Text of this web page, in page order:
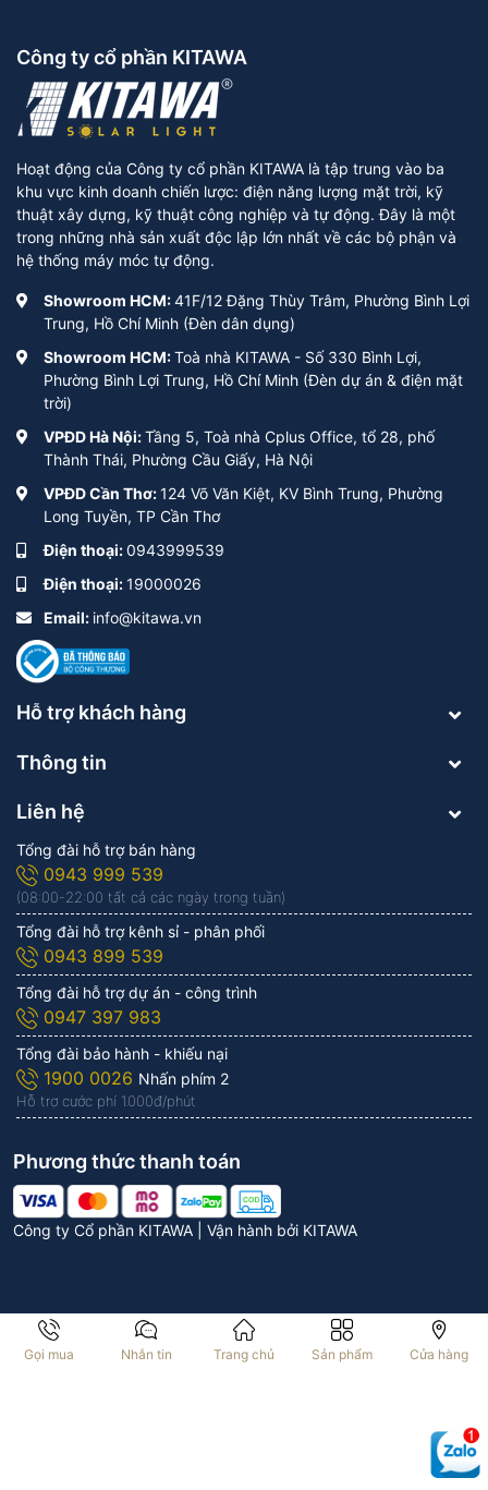
Công ty cổ phần KITAWA
Hoạt động của Công ty cổ phần KITAWA là tập trung vào ba
khu vực kinh doanh chiến lược: điện năng lượng mặt trời, kỹ
thuật xây dựng, kỹ thuật công nghiệp và tự động. Đây là một
trong những nhà sản xuất độc lập lớn nhất về các bộ phận và
hệ thống máy móc tự động.
Showroom HCM:41F/12 Đặng Thùy Trâm, Phường Bình Lợi
Trung, Hồ Chí Minh (Đèn dân dụng)
Showroom HCM:Toà nhà KITAWA - Số 330 Bình Lợi,
Phường Bình Lợi Trung, Hồ Chí Minh (Đèn dự án & điện mặt
trời)
VPĐD Hà Nội:Tầng 5, Toà nhà Cplus Office, tổ 28, phố
Thành Thái, Phường Cầu Giấy, Hà Nội
VPĐD Cần Thơ:124 Võ Văn Kiệt, KV Bình Trung, Phường
Long Tuyền, TP Cần Thơ
Điện thoại:0943999539
Điện thoại:19000026
Email: info@kitawa.vn
Hỗ trợ khách hàng
Thông tin
Liên hệ
Tổng đài hỗ trợ bán hàng
0943 999 539
(08:00-22:00 tất cả các ngày trong tuần)
Tổng đài hỗ trợ kênh sỉ - phân phối
0943 899 539
Tổng đài hỗ trợ dự án - công trình
0947 397 983
Tổng đài bảo hành - khiếu nại
1900 0026 Nhấn phím 2
Hỗ trợ cước phí 1.000đ/phút
Công ty Cổ phần KITAWA | Vận hành bởi KITAWA
Phương thức thanh toán
Gọi mua Nhắn tin Trang chủ Sản phẩm Cửa hàng